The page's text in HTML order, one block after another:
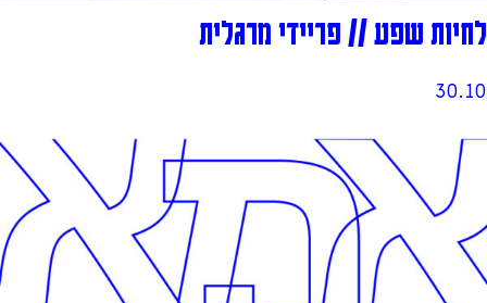
לחיות שפע // פריידי מרגלית
30.10